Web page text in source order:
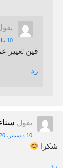
10 يناير، 2022 الساعة 2:12 ص
فين تغيير
رد
يقول
10 ديسمبر، 2020 الساعة 1:06 م
شكرا
رد